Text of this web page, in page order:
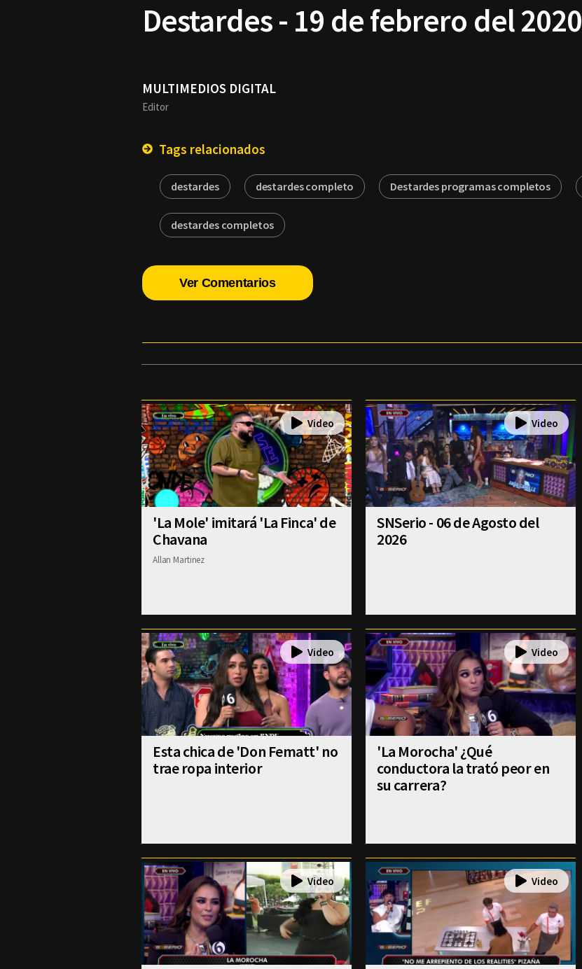
Destardes - 19 de febrero del 2020
MULTIMEDIOS DIGITAL
Editor
Tags relacionados
destardes destardes completo Destardes programas completos
destardes completos
Ver Comentarios
'La Mole' imitará 'La Finca' de
Chavana
Allan Martinez
SNSerio - 06 de Agosto del
2026
Esta chica de 'Don Fematt' no
trae ropa interior
'La Morocha' ¿Qué
conductora la trató peor en
su carrera?